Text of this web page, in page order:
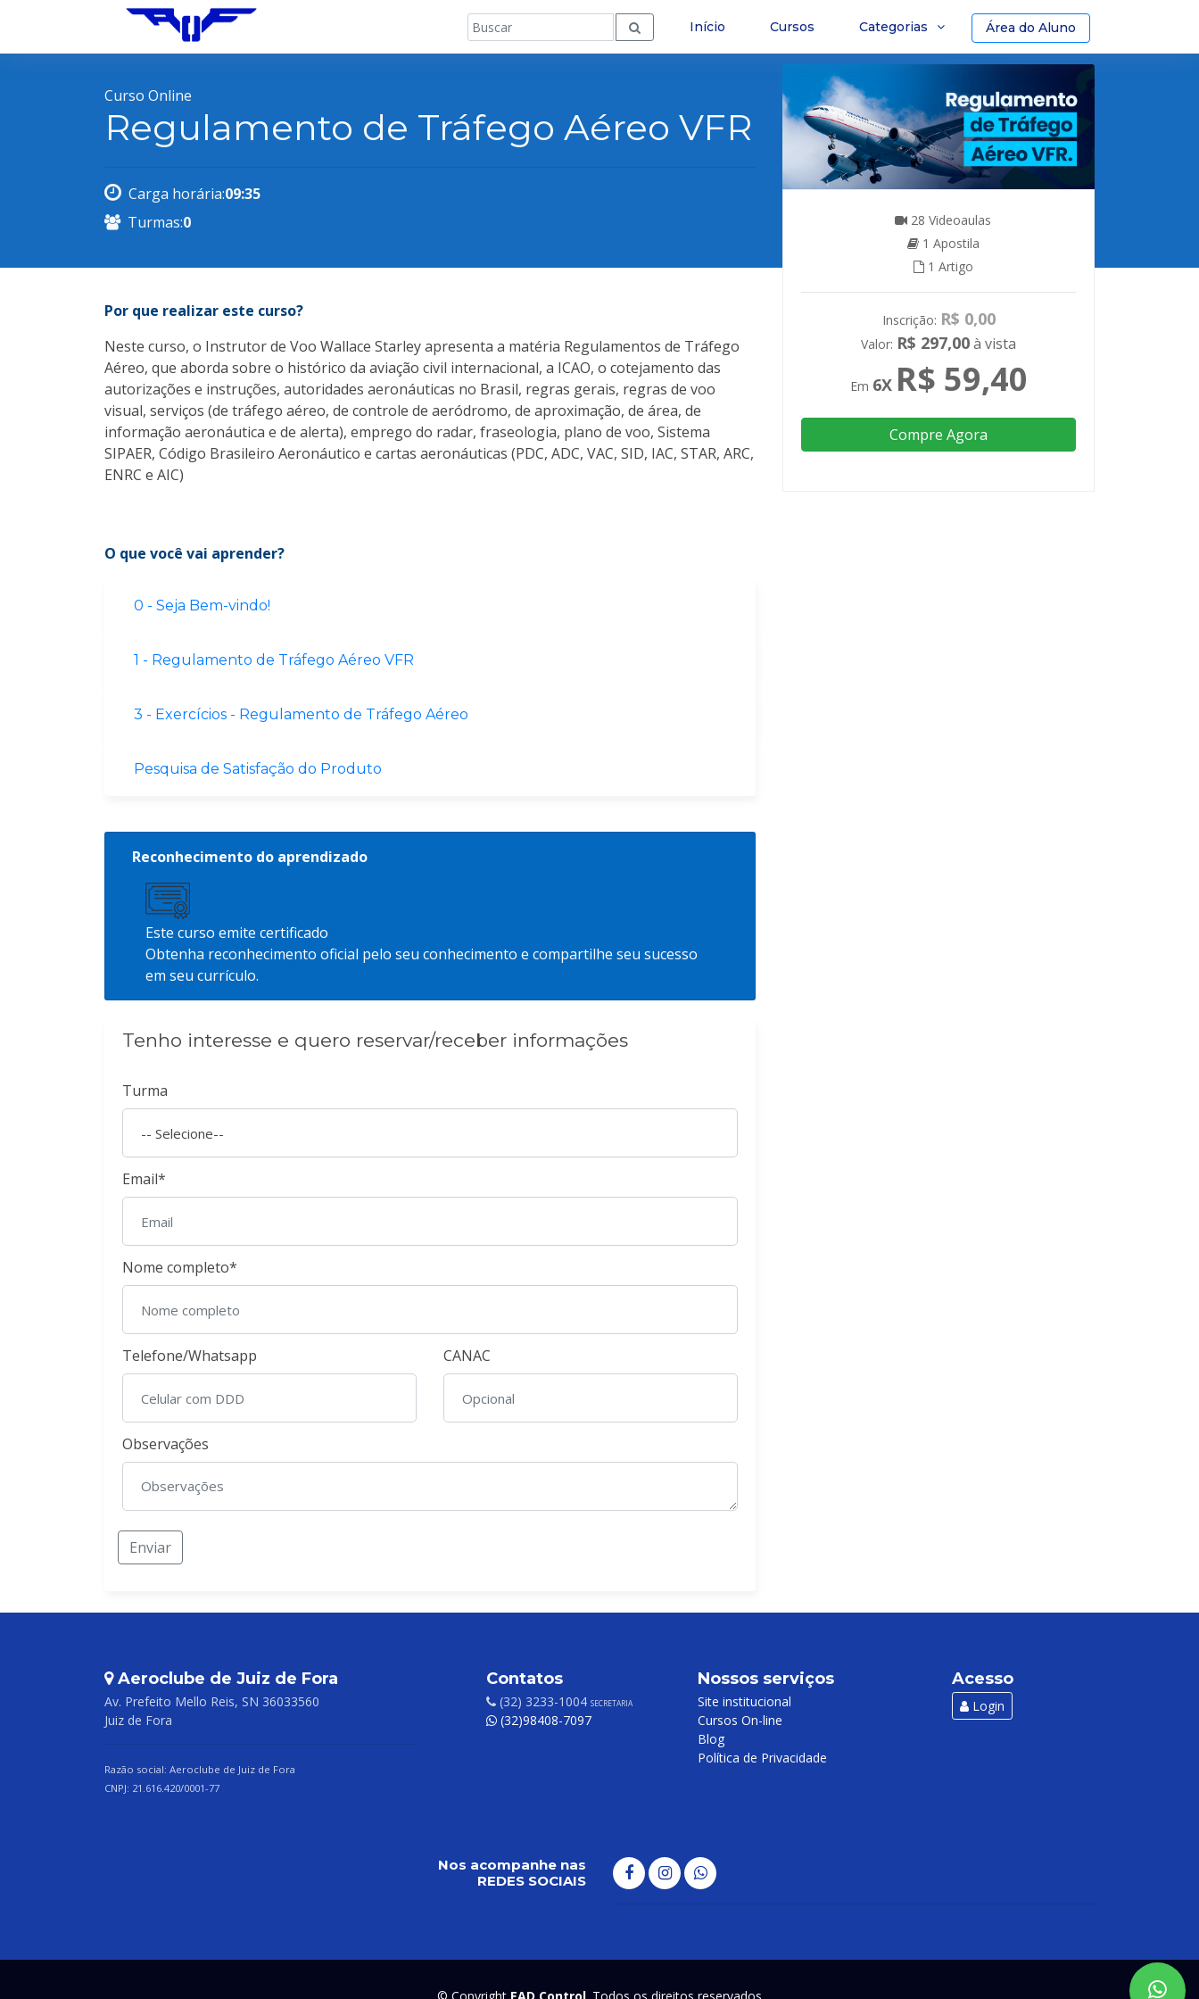
Início Cursos Categorias Área do Aluno
Curso Online
Regulamento de Tráfego Aéreo VFR
Carga horária:09:35
Turmas:0
28 Videoaulas
1 Apostila
1 Artigo
R$ 0,00
R$ 297,00à vista
6X R$ 59,40
Compre Agora
Por que realizar este curso?
Neste curso, o Instrutor de Voo Wallace Starley apresenta a matéria Regulamentos de Tráfego
Aéreo, que aborda sobre o histórico da aviação civil internacional, a ICAO, o cotejamento das
autorizações e instruções, autoridades aeronáuticas no Brasil, regras gerais, regras de voo
visual, serviços (de tráfego aéreo, de controle de aeródromo, de aproximação, de área, de
informação aeronáutica e de alerta), emprego do radar, fraseologia, plano de voo, Sistema
SIPAER, Código Brasileiro Aeronáutico e cartas aeronáuticas (PDC, ADC, VAC, SID, IAC, STAR, ARC,
ENRC e AIC)
O que você vai aprender?
0 - Seja Bem-vindo!
1 - Regulamento de Tráfego Aéreo VFR
3 - Exercícios - Regulamento de Tráfego Aéreo
Pesquisa de Satisfação do Produto
Reconhecimento do aprendizado
Este curso emite certificado
Obtenha reconhecimento oficial pelo seu conhecimento e compartilhe seu sucesso
em seu currículo.
Tenho interesse e quero reservar/receber informações
Turma
Email*
Nome completo*
Telefone/Whatsapp CANAC
Observações
Enviar
Aeroclube de Juiz de Fora
Av. Prefeito Mello Reis, SN 36033560
Juiz de Fora
Razão social: Aeroclube de Juiz de Fora
CNPJ: 21.616.420/0001-77
Contatos
(32) 3233-1004 SECRETARIA
(32)98408-7097
Nossos serviços
Site institucional
Cursos On-line
Blog
Política de Privacidade
Acesso
Login
Nos acompanhe nas
REDES SOCIAIS